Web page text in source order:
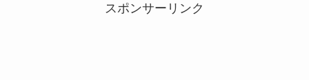
スポンサーリンク